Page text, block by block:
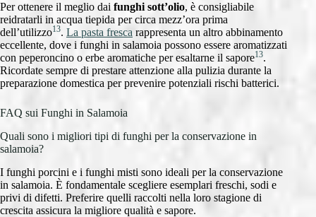
Per ottenere il meglio dai funghi sott’olio, è consigliabile
reidratarli in acqua tiepida per circa mezz’ora prima
dell’utilizzo13. La pasta fresca rappresenta un altro abbinamento
eccellente, dove i funghi in salamoia possono essere aromatizzati
con peperoncino o erbe aromatiche per esaltarne il sapore13.
Ricordate sempre di prestare attenzione alla pulizia durante la
preparazione domestica per prevenire potenziali rischi batterici.
FAQ sui Funghi in Salamoia
Quali sono i migliori tipi di funghi per la conservazione in
salamoia?
I funghi porcini e i funghi misti sono ideali per la conservazione
in salamoia. È fondamentale scegliere esemplari freschi, sodi e
privi di difetti. Preferire quelli raccolti nella loro stagione di
crescita assicura la migliore qualità e sapore.